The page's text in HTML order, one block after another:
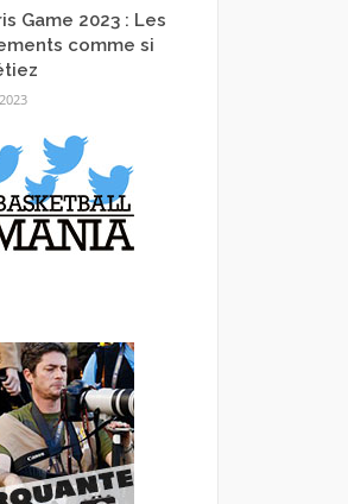
Game 2023 : Les
comme si